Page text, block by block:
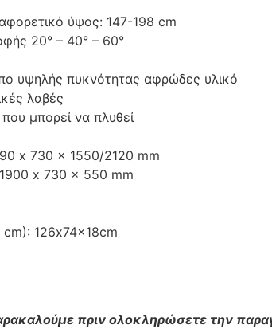
ύψος: 147-198 cm
20° – 40° – 60°
υψηλής πυκνότητας αφρώδες υλικό
λαβές
μπορεί να πλυθεί
x 730 x 1550/2120 mm
x 730 x 550 mm
126x74x18cm
πριν ολοκληρώσετε την